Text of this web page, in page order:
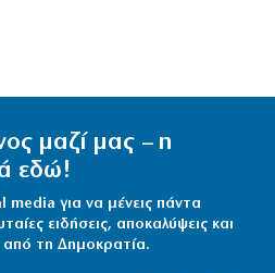
μαζί μας – η
εδώ!
για να μένεις πάντα
ειδήσεις, αποκαλύψεις και
από τη Δημοκρατία.